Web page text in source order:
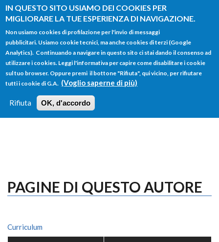
IN QUESTO SITO USIAMO DEI COOKIES PER
MIGLIORARE LA TUE ESPERIENZA DI NAVIGAZIONE.
Non usiamo cookies di profilazione per l'invio di messaggi
pubblicitari. Usiamo cookie tecnici, ma anche cookies di terzi (Google
Analytics). Continuando a navigare in questo sito ci stai dando il consenso ad
utilizzare i cookies. Leggi l'informativa per capire come disabilitare i cookie
sul tuo browser. Oppure premi il bottone "Rifiuta", qui vicino, per rifiutare
tutti i cookie di G.A. (Voglio saperne di più)
Rifiuta OK, d'accordo
Salta al contenuto principale
FORM
DI
RICERCA
Main menu
HOME TUTTI I PROFILI
LOGIN
PAGINE DI QUESTO AUTORE
Curriculum